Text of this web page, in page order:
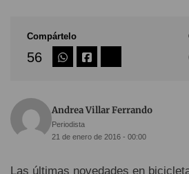
Compártelo
56
Andrea Villar Ferrando
Periodista
21 de enero de 2016 - 00:00
Las últimas novedades en